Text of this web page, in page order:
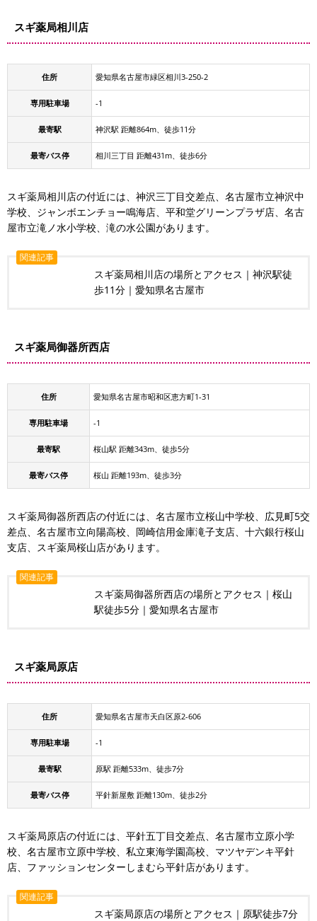
スギ薬局相川店
住所 愛知県名古屋市緑区相川3-250-2
専用駐車場 -1
最寄駅 神沢駅 距離864m、徒歩11分
最寄バス停 相川三丁目 距離431m、徒歩6分
スギ薬局相川店の付近には、神沢三丁目交差点、名古屋市立神沢中
学校、ジャンボエンチョー鳴海店、平和堂グリーンプラザ店、名古
屋市立滝ノ水小学校、滝の水公園があります。
関連記事
スギ薬局相川店の場所とアクセス｜神沢駅徒
歩11分｜愛知県名古屋市
スギ薬局御器所西店
住所 愛知県名古屋市昭和区恵方町1-31
専用駐車場 -1
最寄駅 桜山駅 距離343m、徒歩5分
最寄バス停 桜山 距離193m、徒歩3分
スギ薬局御器所西店の付近には、名古屋市立桜山中学校、広見町5交
差点、名古屋市立向陽高校、岡崎信用金庫滝子支店、十六銀行桜山
支店、スギ薬局桜山店があります。
関連記事
スギ薬局御器所西店の場所とアクセス｜桜山
駅徒歩5分｜愛知県名古屋市
スギ薬局原店
住所 愛知県名古屋市天白区原2-606
専用駐車場 -1
最寄駅 原駅 距離533m、徒歩7分
最寄バス停 平針新屋敷 距離130m、徒歩2分
スギ薬局原店の付近には、平針五丁目交差点、名古屋市立原小学
校、名古屋市立原中学校、私立東海学園高校、マツヤデンキ平針
店、ファッションセンターしまむら平針店があります。
関連記事
スギ薬局原店の場所とアクセス｜原駅徒歩7分